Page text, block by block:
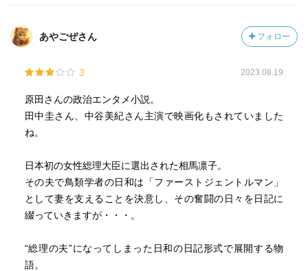
あやごぜさん フォロー
3 2023.08.19
原田さんの政治エンタメ小説。
田中圭さん、中谷美紀さん主演で映画化もされていました
ね。
日本初の女性総理大臣に選出された相馬凛子。
その夫で鳥類学者の日和は「ファーストジェントルマン」
として妻を支えることを決意し、その奮闘の日々を日記に
綴っていきますが・・・。
“総理の夫”になってしまった日和の日記形式で展開する物
語。